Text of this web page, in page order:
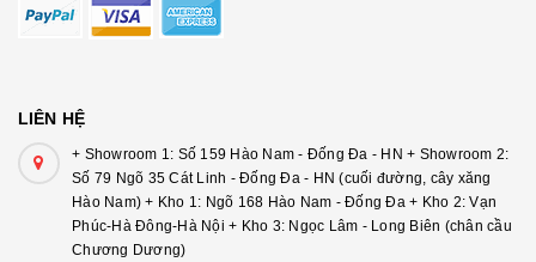
LIÊN HỆ
+ Showroom 1: Số 159 Hào Nam - Đống Đa - HN + Showroom 2:
Số 79 Ngõ 35 Cát Linh - Đống Đa - HN (cuối đường, cây xăng
Hào Nam) + Kho 1: Ngõ 168 Hào Nam - Đống Đa + Kho 2: Vạn
Phúc-Hà Đông-Hà Nội + Kho 3: Ngọc Lâm - Long Biên (chân cầu
Chương Dương)